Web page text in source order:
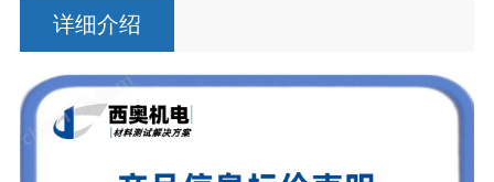
详细介绍